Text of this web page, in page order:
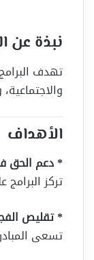
نبذة عن
تهدف
الأهداف
* دعم الحق
تركز
* تقليص
تسعى